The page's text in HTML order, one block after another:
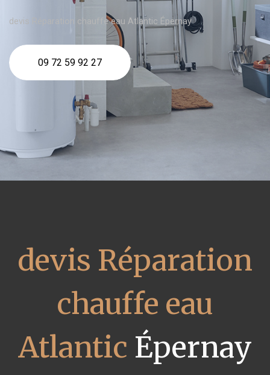
devis Réparation chauffe eau Atlantic Épernay
09 72 59 92 27
devis Réparation
chauffe eau
Atlantic Épernay